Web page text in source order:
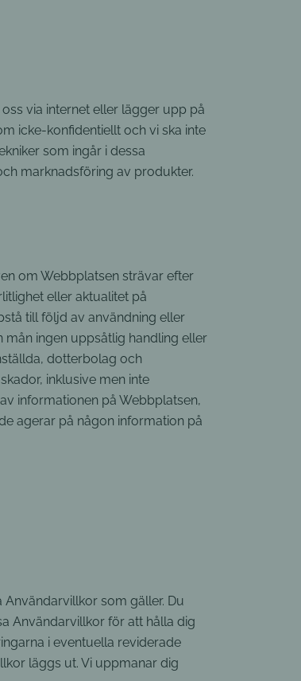
via internet eller lägger upp på
icke-konfidentiellt och vi ska inte
som ingår i dessa
marknadsföring av produkter.
om Webbplatsen strävar efter
eller aktualitet på
till följd av användning eller
ingen uppsåtlig handling eller
dotterbolag och
inklusive men inte
informationen på Webbplatsen,
agerar på någon information på
som gäller. Du
Användarvillkor för att hålla dig
i eventuella reviderade
läggs ut. Vi uppmanar dig